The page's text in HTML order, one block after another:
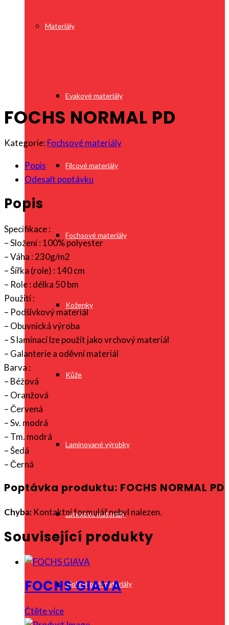
Materiály
Evakové materiály
Filcové materiály
Fochsové materiály
Koženky
Kůže
Laminované výrobky
Latexové materiály
Molitanové materiály
FOCHS NORMAL PD
Kategorie:Fochsové materiály
Popis
Odesalt poptávku
Popis
Specifikace :
– Složení : 100% polyester
– Váha : 230g/m2
– Šířka (role) : 140 cm
– Role : délka 50 bm
Použití :
– Podšívkový materiál
– Obuvnická výroba
– S laminací lze použít jako vrchový materiál
– Galanterie a oděvní materiál
Barva :
– Béžová
– Oranžová
– Červená
– Sv. modrá
– Tm. modrá
– Šedá
– Černá
Poptávka produktu: FOCHS NORMAL PD
Chyba: Kontaktní formulář nebyl nalezen.
Související produkty
FOCHS GIAVA
Čtěte více